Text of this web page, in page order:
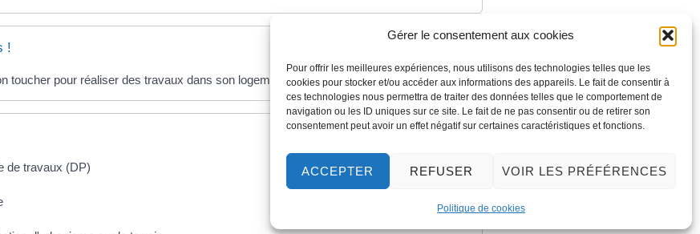
Gérer le consentement aux cookies
Pour offrir les meilleures expériences, nous utilisons des technologies telles que les
cookies pour stocker et/ou accéder aux informations des appareils. Le fait de consentir à
ces technologies nous permettra de traiter des données telles que le comportement de
navigation ou les ID uniques sur ce site. Le fait de ne pas consentir ou de retirer son
consentement peut avoir un effet négatif sur certaines caractéristiques et fonctions.
ACCEPTER REFUSER VOIR LES PRÉFÉRENCES
Politique de cookies
!
toucher pour réaliser des travaux dans son logement ?
de travaux (DP)